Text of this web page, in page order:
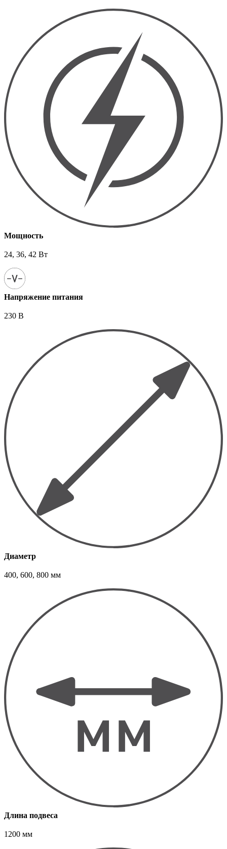
Мощность
24, 36, 42 Вт
Напряжение питания
230 В
Диаметр
400, 600, 800 мм
Длина подвеса
1200 мм